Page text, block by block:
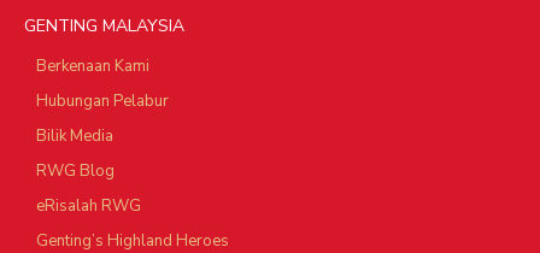
GENTING MALAYSIA
Berkenaan Kami
Hubungan Pelabur
Bilik Media
RWG Blog
eRisalah RWG
Genting’s Highland Heroes